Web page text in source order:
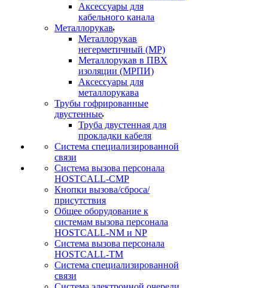
Аксессуары для
кабельного канала
Металлорукав
Металлорукав
негерметичный (МР)
Металлорукав в ПВХ
изоляции (МРПИ)
Аксессуары для
металлорукава
Трубы гофрированные
двустенные
Труба двустенная для
прокладки кабеля
Система специализированной
связи
Cистема вызова персонала
HOSTCALL-CMP
Кнопки вызова/сброса/
присутствия
Общее оборудование к
системам вызова персонала
HOSTCALL-NM и NP
Система вызова персонала
HOSTCALL-TM
Система специализированной
связи